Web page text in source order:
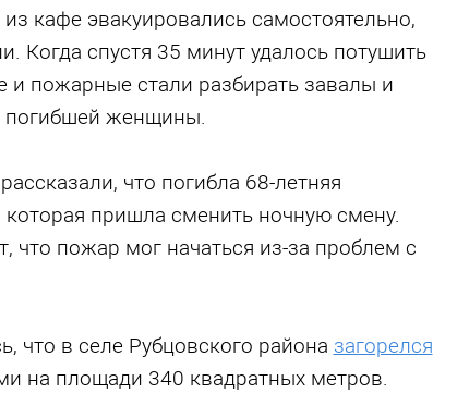
кафе эвакуировались самостоятельно,
Когда спустя 35 минут удалось потушить
и пожарные стали разбирать завалы и
погибшей женщины.
что погибла 68-летняя
которая пришла сменить ночную смену.
что пожар мог начаться из-за проблем с
что в селе Рубцовского района загорелся
на площади 340 квадратных метров.